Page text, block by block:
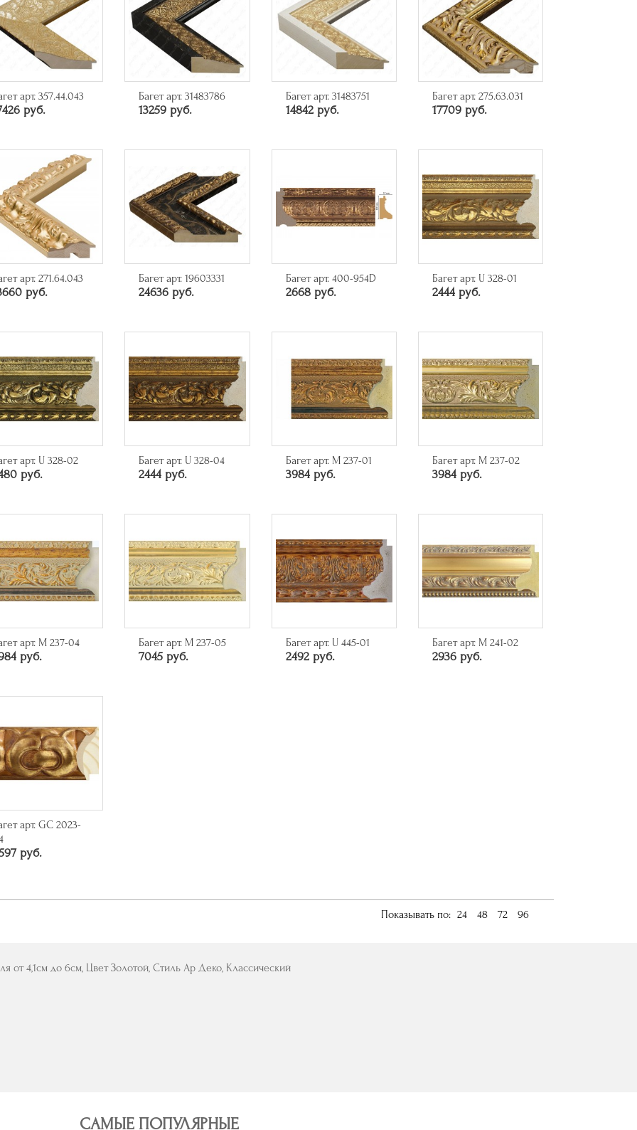
арт. 357.44.043
руб.
Багет арт. 31483786
13259 руб.
Багет арт. 31483751
14842 руб.
Багет арт. 275.63.031
17709 руб.
арт. 271.64.043
руб.
Багет арт. 19603331
24636 руб.
Багет арт. 400-954D
2668 руб.
Багет арт. U 328-01
2444 руб.
арт. U 328-02
руб.
Багет арт. U 328-04
2444 руб.
Багет арт. M 237-01
3984 руб.
Багет арт. M 237-02
3984 руб.
арт. M 237-04
руб.
Багет арт. M 237-05
7045 руб.
Багет арт. U 445-01
2492 руб.
Багет арт. M 241-02
2936 руб.
арт. GC 2023-
руб.
Показывать по: 24 48 72 96
от 4,1см до 6см, Цвет Золотой, Стиль Ар Деко, Классический
САМЫЕ ПОПУЛЯРНЫЕ